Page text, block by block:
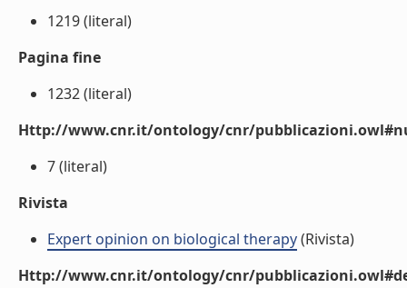
1219 (literal)
Pagina fine
1232 (literal)
Http://www.cnr.it/ontology/cnr/
7 (literal)
Rivista
Expert opinion on biological therapy(Rivista)
Http://www.cnr.it/ontology/cnr/